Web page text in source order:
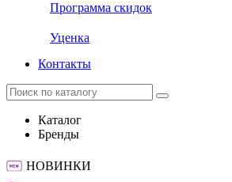
Программа скидок
Уценка
Контакты
Каталог
Бренды
НОВИНКИ